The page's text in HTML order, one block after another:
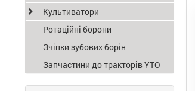
Культиватори
Ротаційні борони
Зчіпки зубових борін
Запчастини до тракторів YTO